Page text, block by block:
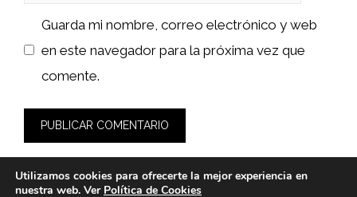
Guarda mi nombre, correo electrónico y web
en este navegador para la próxima vez que
comente.
Utilizamos cookies para ofrecerte la mejor experiencia en
nuestra web. Ver Política de Cookies